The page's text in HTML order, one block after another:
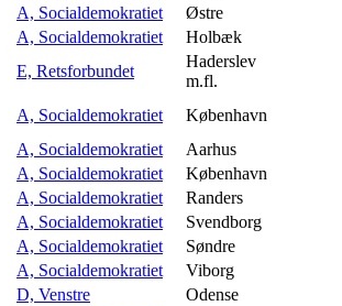
A, Socialdemokratiet
Østre
A, Socialdemokratiet
Holbæk
E, Retsforbundet
Haderslev
m.fl.
A, Socialdemokratiet
København
A, Socialdemokratiet
Aarhus
A, Socialdemokratiet
København
A, Socialdemokratiet
Randers
A, Socialdemokratiet
Svendborg
A, Socialdemokratiet
Søndre
A, Socialdemokratiet
Viborg
D, Venstre
Odense